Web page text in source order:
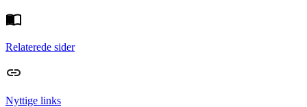
Relaterede sider
Nyttige links